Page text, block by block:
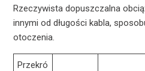
Rzeczywista dopuszczalna
innymi od długości kabla,
otoczenia.
Przekró